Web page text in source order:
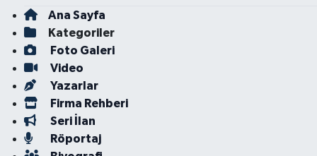
Ana Sayfa
Kategoriler
Foto Galeri
Video
Yazarlar
Firma Rehberi
Seri İlan
Röportaj